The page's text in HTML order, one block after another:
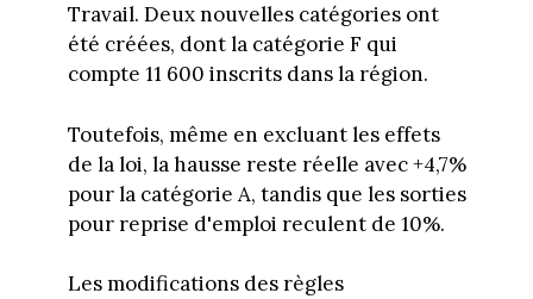
Travail. Deux nouvelles catégories ont
été créées, dont la catégorie F qui
compte 11 600 inscrits dans la région.
Toutefois, même en excluant les effets
de la loi, la hausse reste réelle avec +4,7%
pour la catégorie A, tandis que les sorties
pour reprise d'emploi reculent de 10%.
Les modifications des règles